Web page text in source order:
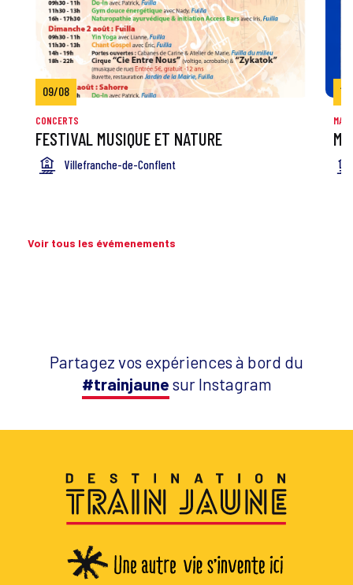
09/08
CONCERTS
FESTIVAL MUSIQUE ET NATURE
Villefranche-de-Conflent
Voir tous les évémenements
Partagez vos expériences à bord du
#trainjaune sur Instagram